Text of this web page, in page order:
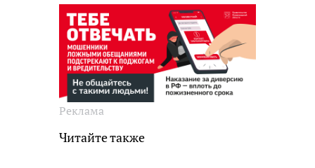
Реклама
Читайте также